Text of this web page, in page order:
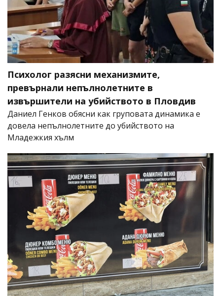
Психолог разясни механизмите,
превърнали непълнолетните в
извършители на убийството в Пловдив
Даниел Генков обясни как груповата динамика е
довела непълнолетните до убийството на
Младежкия хълм